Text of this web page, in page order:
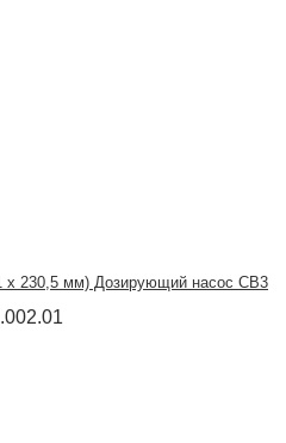
х 230,5 мм) Дозирующий насос CB3